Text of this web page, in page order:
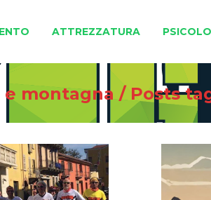
ATTREZZATURA
e montagna/ Posts